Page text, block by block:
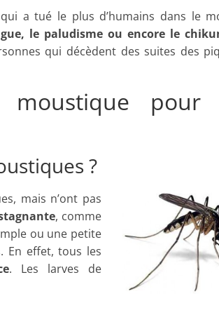
a tué le plus d’humains dans le
le paludisme ou encore le
qui décèdent des suites des
pour
?
mais n’ont pas
, comme
ou une petite
En effet, tous les
. Les larves de